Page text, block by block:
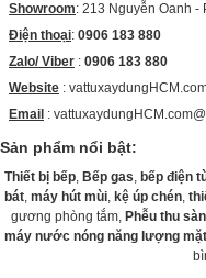
Showroom: 213 Nguyễn Oanh -
Điện thoại: 0906 183 880
Zalo/ Viber : 0906 183 880
Website :
Email :
Sản phẩm nổi bật:
Thiết bị bếp, Bếp gas, bếp điện
bát, máy hút mùi, kệ úp chén,
gương phòng tắm, Phễu thu
máy nước nóng năng lượng